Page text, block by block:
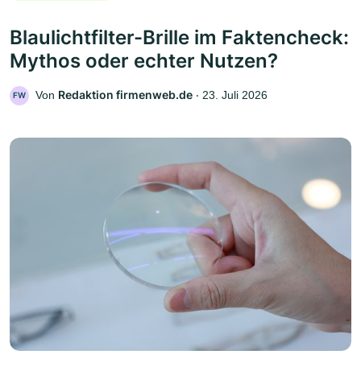
Blaulichtfilter-Brille im Faktencheck:
Mythos oder echter Nutzen?
FW Von Redaktion firmenweb.de ‧ 23. Juli 2026